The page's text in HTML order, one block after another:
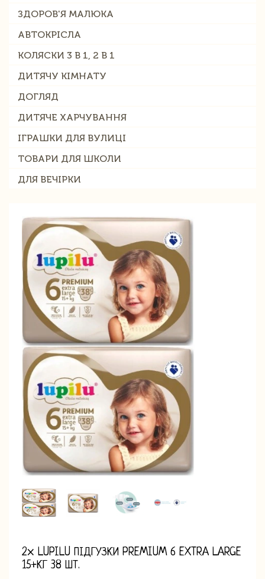
ЗДОРОВ'Я МАЛЮКА
АВТОКРІСЛА
КОЛЯСКИ 3 В 1, 2 В 1
ДИТЯЧУ КІМНАТУ
ДОГЛЯД
ДИТЯЧЕ ХАРЧУВАННЯ
ІГРАШКИ ДЛЯ ВУЛИЦІ
ТОВАРИ ДЛЯ ШКОЛИ
ДЛЯ ВЕЧІРКИ
2× LUPILU ПІДГУЗКИ PREMIUM 6 EXTRA LARGE
15+КГ 38 ШТ.